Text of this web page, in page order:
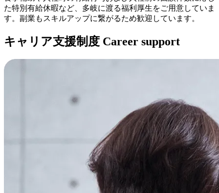
た特別有給休暇など、多岐に渡る福利厚生をご用意していま
す。副業もスキルアップに繋がるため歓迎しています。
キャリア支援制度 Career support